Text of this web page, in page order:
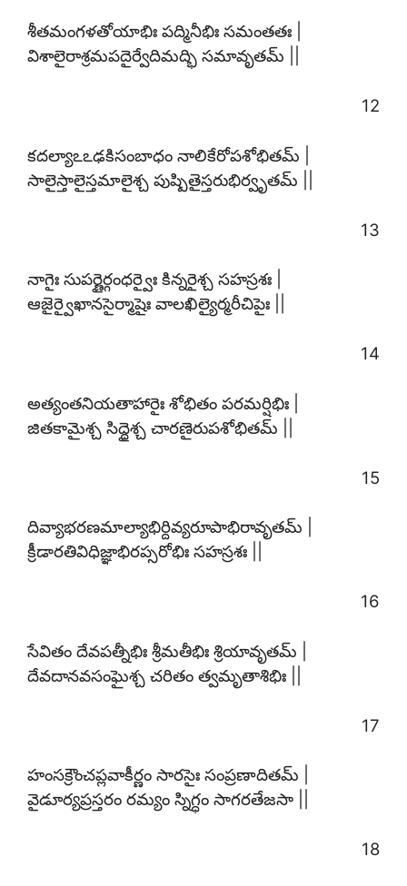
శీతమంగళతోయాభిః పద్మినీభిః సమంతతః |
విశాలైరాశ్రమపదైర్వేదిమద్భి సమావృతమ్ ||
12
కదల్యాఽఽఢకిసంబాధం నాలికేరోపశోభితమ్ |
సాలైస్తాలైస్తమాలైశ్చ పుష్పితైస్తరుభిర్వృతమ్ ||
13
నాగైః సుపర్ణైర్గంధర్వైః కిన్నరైశ్చ సహస్రశః |
ఆజైర్వైఖానసైర్మాషైః వాలఖిల్యైర్మరీచిపైః ||
14
అత్యంతనియతాహారైః శోభితం పరమర్షిభిః |
జితకామైశ్చ సిద్ధైశ్చ చారణైరుపశోభితమ్ ||
15
దివ్యాభరణమాల్యాభిర్దివ్యరూపాభిరావృతమ్ |
క్రీడారతివిధిజ్ఞాభిరప్సరోభిః సహస్రశః ||
16
సేవితం దేవపత్నీభిః శ్రీమతీభిః శ్రియావృతమ్ |
దేవదానవసంఘైశ్చ చరితం త్వమృతాశిభిః ||
17
హంసక్రౌంచప్లవాకీర్ణం సారసైః సంప్రణాదితమ్ |
వైడూర్యప్రస్తరం రమ్యం స్నిగ్ధం సాగరతేజసా ||
18